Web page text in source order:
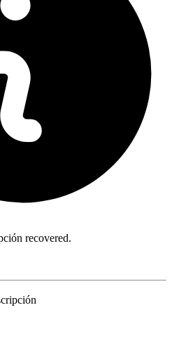
recovered.